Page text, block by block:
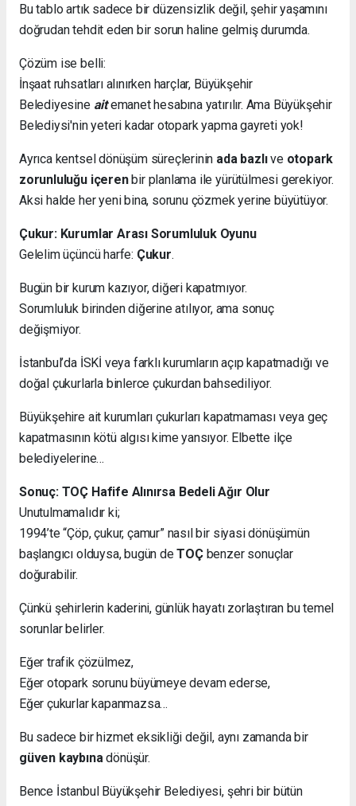
Bu tablo artık sadece bir düzensizlik değil, şehir yaşamını
doğrudan tehdit eden bir sorun haline gelmiş durumda.
Çözüm ise belli:
İnşaat ruhsatları alınırken harçlar, Büyükşehir
Belediyesine aitemanet hesabına yatırılır. Ama Büyükşehir
Belediysi'nin yeteri kadar otopark yapma gayreti yok!
Ayrıca kentsel dönüşüm süreçlerinin ada bazlıve otopark
zorunluluğu içerenbir planlama ile yürütülmesi gerekiyor.
Aksi halde her yeni bina, sorunu çözmek yerine büyütüyor.
Çukur: Kurumlar Arası Sorumluluk Oyunu
Gelelim üçüncü harfe: Çukur.
Bugün bir kurum kazıyor, diğeri kapatmıyor.
Sorumluluk birinden diğerine atılıyor, ama sonuç
değişmiyor.
İstanbul’da İSKİ veya farklı kurumların açıp kapatmadığı ve
doğal çukurlarla binlerce çukurdan bahsediliyor.
Büyükşehire ait kurumları çukurları kapatmaması veya geç
kapatmasının kötü algısı kime yansıyor. Elbette ilçe
belediyelerine…
Sonuç: TOÇ Hafife Alınırsa Bedeli Ağır Olur
Unutulmamalıdır ki;
1994’te “Çöp, çukur, çamur” nasıl bir siyasi dönüşümün
başlangıcı olduysa, bugün deTOÇbenzer sonuçlar
doğurabilir.
Çünkü şehirlerin kaderini, günlük hayatı zorlaştıran bu temel
sorunlar belirler.
Eğer trafik çözülmez,
Eğer otopark sorunu büyümeye devam ederse,
Eğer çukurlar kapanmazsa…
Bu sadece bir hizmet eksikliği değil, aynı zamanda bir
güven kaybına dönüşür.
Bence İstanbul Büyükşehir Belediyesi, şehri bir bütün